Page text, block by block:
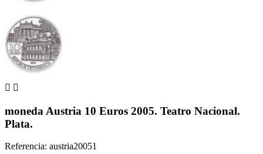
 
moneda Austria 10 Euros 2005. Teatro Nacional.
Plata.
Referencia: austria20051